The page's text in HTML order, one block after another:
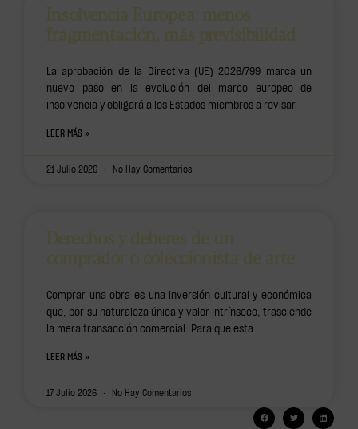
Insolvencia Europea: menos
fragmentación, más previsibilidad
La aprobación de la Directiva (UE) 2026/799 marca un
nuevo paso en la evolución del marco europeo de
insolvencia y obligará a los Estados miembros a revisar
LEER MÁS »
21 Julio 2026 No Hay Comentarios
Derechos y deberes de un
comprador o coleccionista de arte
Comprar una obra es una inversión cultural y económica
que, por su naturaleza única y valor intrínseco, trasciende
la mera transacción comercial. Para que esta
LEER MÁS »
17 Julio 2026 No Hay Comentarios